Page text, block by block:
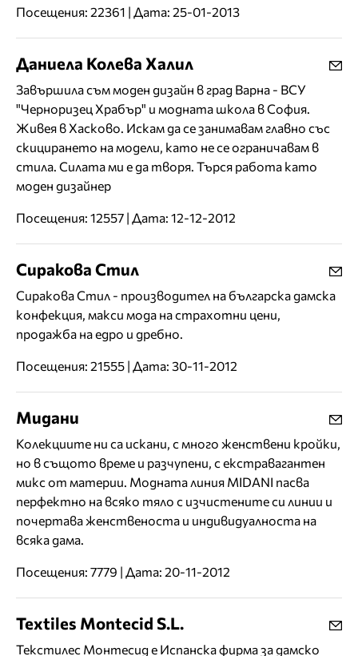
Посещения: 22361 | Дата: 25-01-2013
Даниела Колева Халил
Завършила съм моден дизайн в град Варна - ВСУ
"Черноризец Храбър" и модната школа в София.
Живея в Хасково. Искам да се занимавам главно със
скицирането на модели, като не се ограничавам в
стила. Силата ми е да творя. Търся работа като
моден дизайнер
Посещения: 12557 | Дата: 12-12-2012
Сиракова Стил
Сиракова Стил - производител на българска дамска
конфекция, макси мода на страхотни цени,
продажба на едро и дребно.
Посещения: 21555 | Дата: 30-11-2012
Мидани
Колекциите ни са искани, с много женствени кройки,
но в същото време и разчупени, с екстравагантен
микс от материи. Модната линия MIDANI пасва
перфектно на всяко тяло с изчистените си линии и
почертава женственоста и индивидуалноста на
всяка дама.
Посещения: 7779 | Дата: 20-11-2012
Textiles Montecid S.L.
Текстилес Монтесид е Испанска фирма за дамско